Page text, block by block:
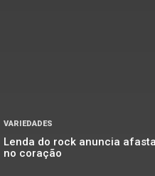
VARIEDADES
Lenda do rock anuncia
no coração